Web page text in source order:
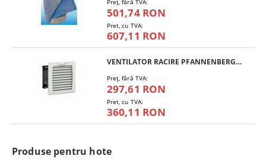
Preţ, fără TVA:
501,74 RON
Pret, cu TVA:
607,11 RON
VENTILATOR RACIRE PFANNENBERG PF 11.000
Preţ, fără TVA:
297,61 RON
Pret, cu TVA:
360,11 RON
Produse pentru hote